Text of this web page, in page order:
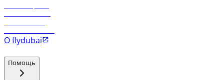
О flydubai
Помощь